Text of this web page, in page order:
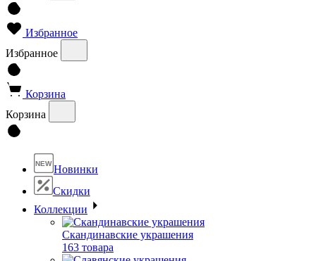
Избранное
Избранное
Корзина
Корзина
NEW Новинки
Скидки
Коллекции
Скандинавские украшения
163 товара